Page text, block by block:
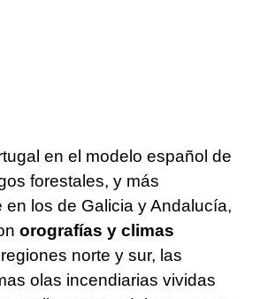
en el modelo español de
forestales, y más
los de Galicia y Andalucía,
orografías y climas
norte y sur, las
olas incendiarias vividas